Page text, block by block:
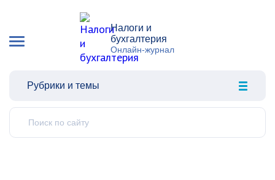
Налоги и
бухгалтерия
Онлайн-журнал
Рубрики и темы